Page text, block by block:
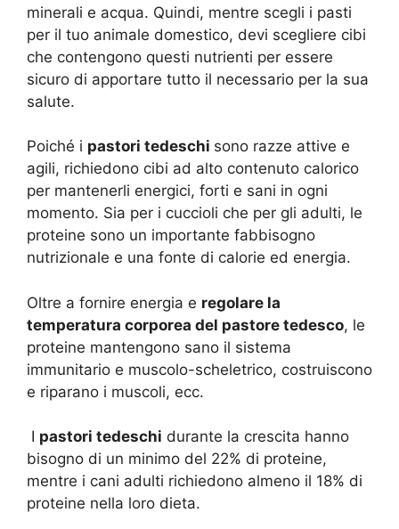
minerali e acqua. Quindi, mentre scegli i pasti
per il tuo animale domestico, devi scegliere cibi
che contengono questi nutrienti per essere
sicuro di apportare tutto il necessario per la sua
salute.
Poiché i pastori tedeschi sono razze attive e
agili, richiedono cibi ad alto contenuto calorico
per mantenerli energici, forti e sani in ogni
momento. Sia per i cuccioli che per gli adulti, le
proteine ​​sono un importante fabbisogno
nutrizionale e una fonte di calorie ed energia.
Oltre a fornire energia e regolare la
temperatura corporea del pastore tedesco, le
proteine ​​mantengono sano il sistema
immunitario e muscolo-scheletrico, costruiscono
e riparano i muscoli, ecc.
I pastori tedeschi durante la crescita hanno
bisogno di un minimo del 22% di proteine,
mentre i cani adulti richiedono almeno il 18% di
proteine ​​nella loro dieta.